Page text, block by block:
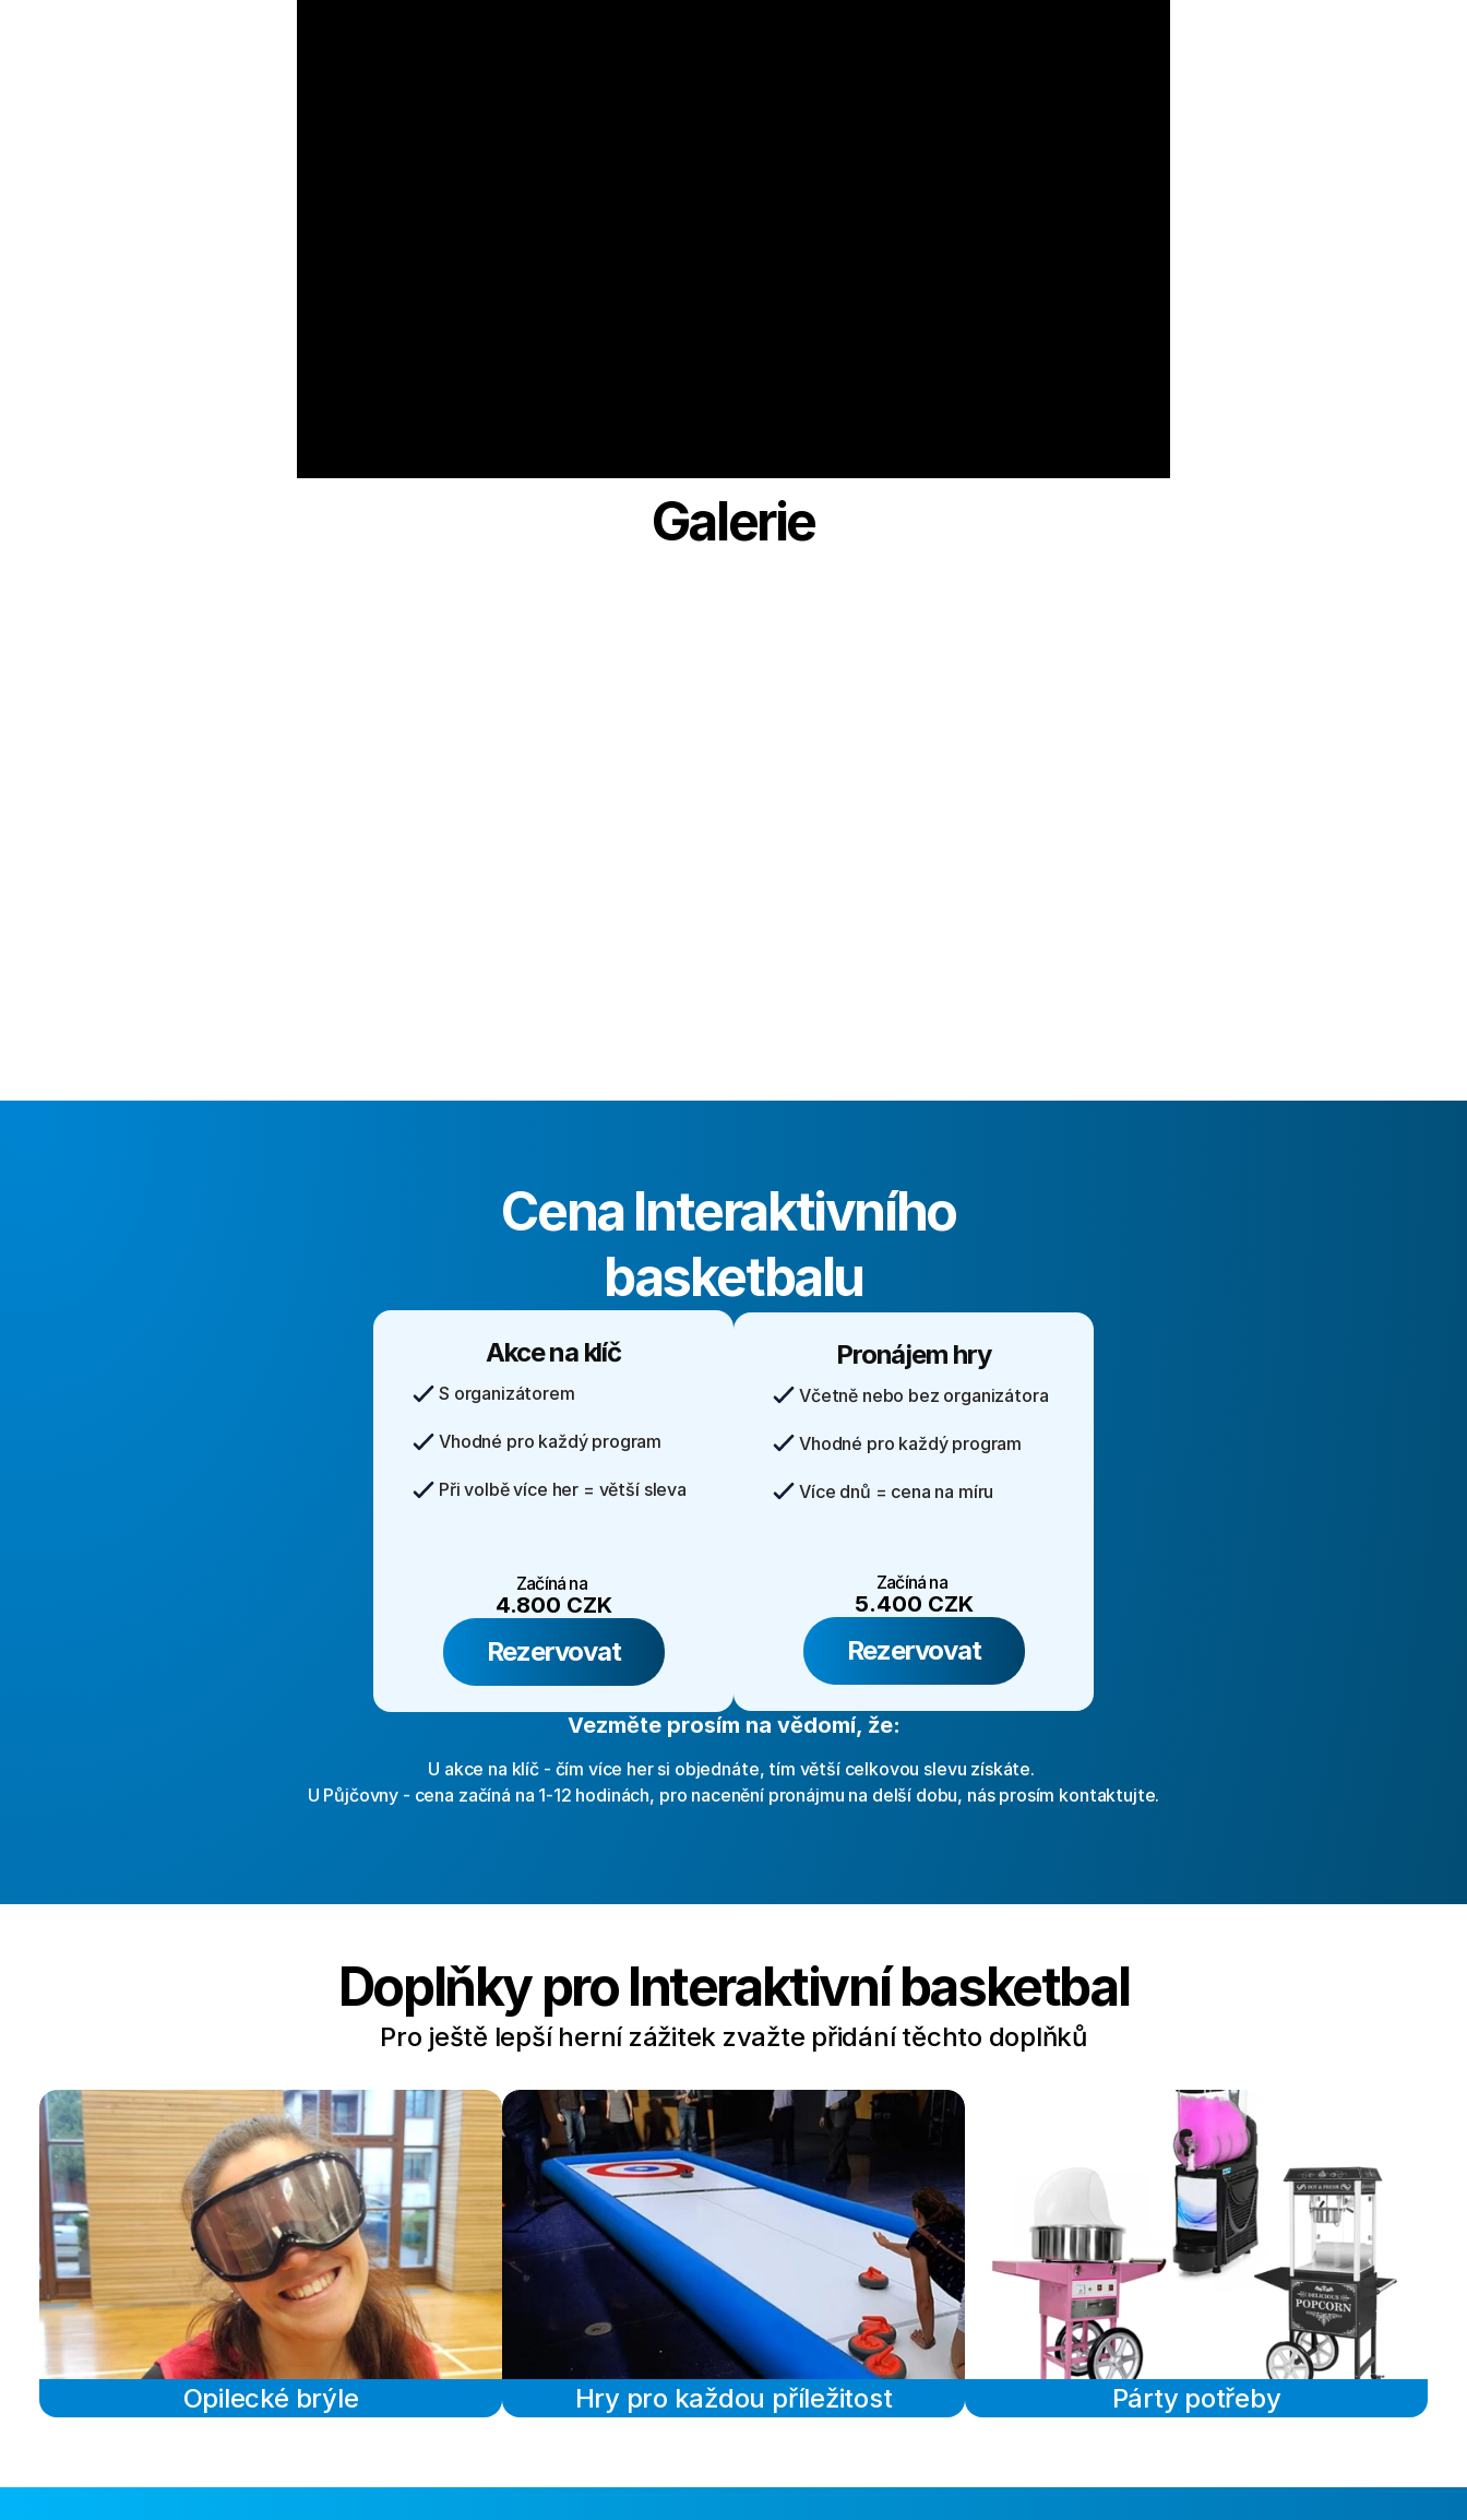
Galerie
Cena Interaktivního
basketbalu
Akce na klíč
S organizátorem
Vhodné pro každý program
Při volbě více her = větší sleva
Začíná na
4.800 CZK
Rezervovat
Pronájem hry
Včetně nebo bez organizátora
Vhodné pro každý program
Více dnů = cena na míru
Začíná na
5.400 CZK
Rezervovat
Vezměte prosím na vědomí, že:
U akce na klíč - čím více her si objednáte, tím větší celkovou slevu získáte.
U Půjčovny - cena začíná na 1-12 hodinách, pro nacenění pronájmu na delší dobu, nás prosím kontaktujte.
Doplňky pro Interaktivní basketbal
Pro ještě lepší herní zážitek zvažte přidání těchto doplňků
Opilecké brýle Hry pro každou příležitost Párty potřeby